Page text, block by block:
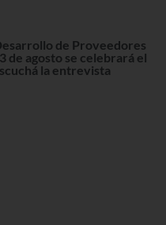
de Proveedores
de agosto se celebrará el
la entrevista